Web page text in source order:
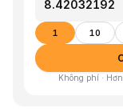
1 10
Không phí ·